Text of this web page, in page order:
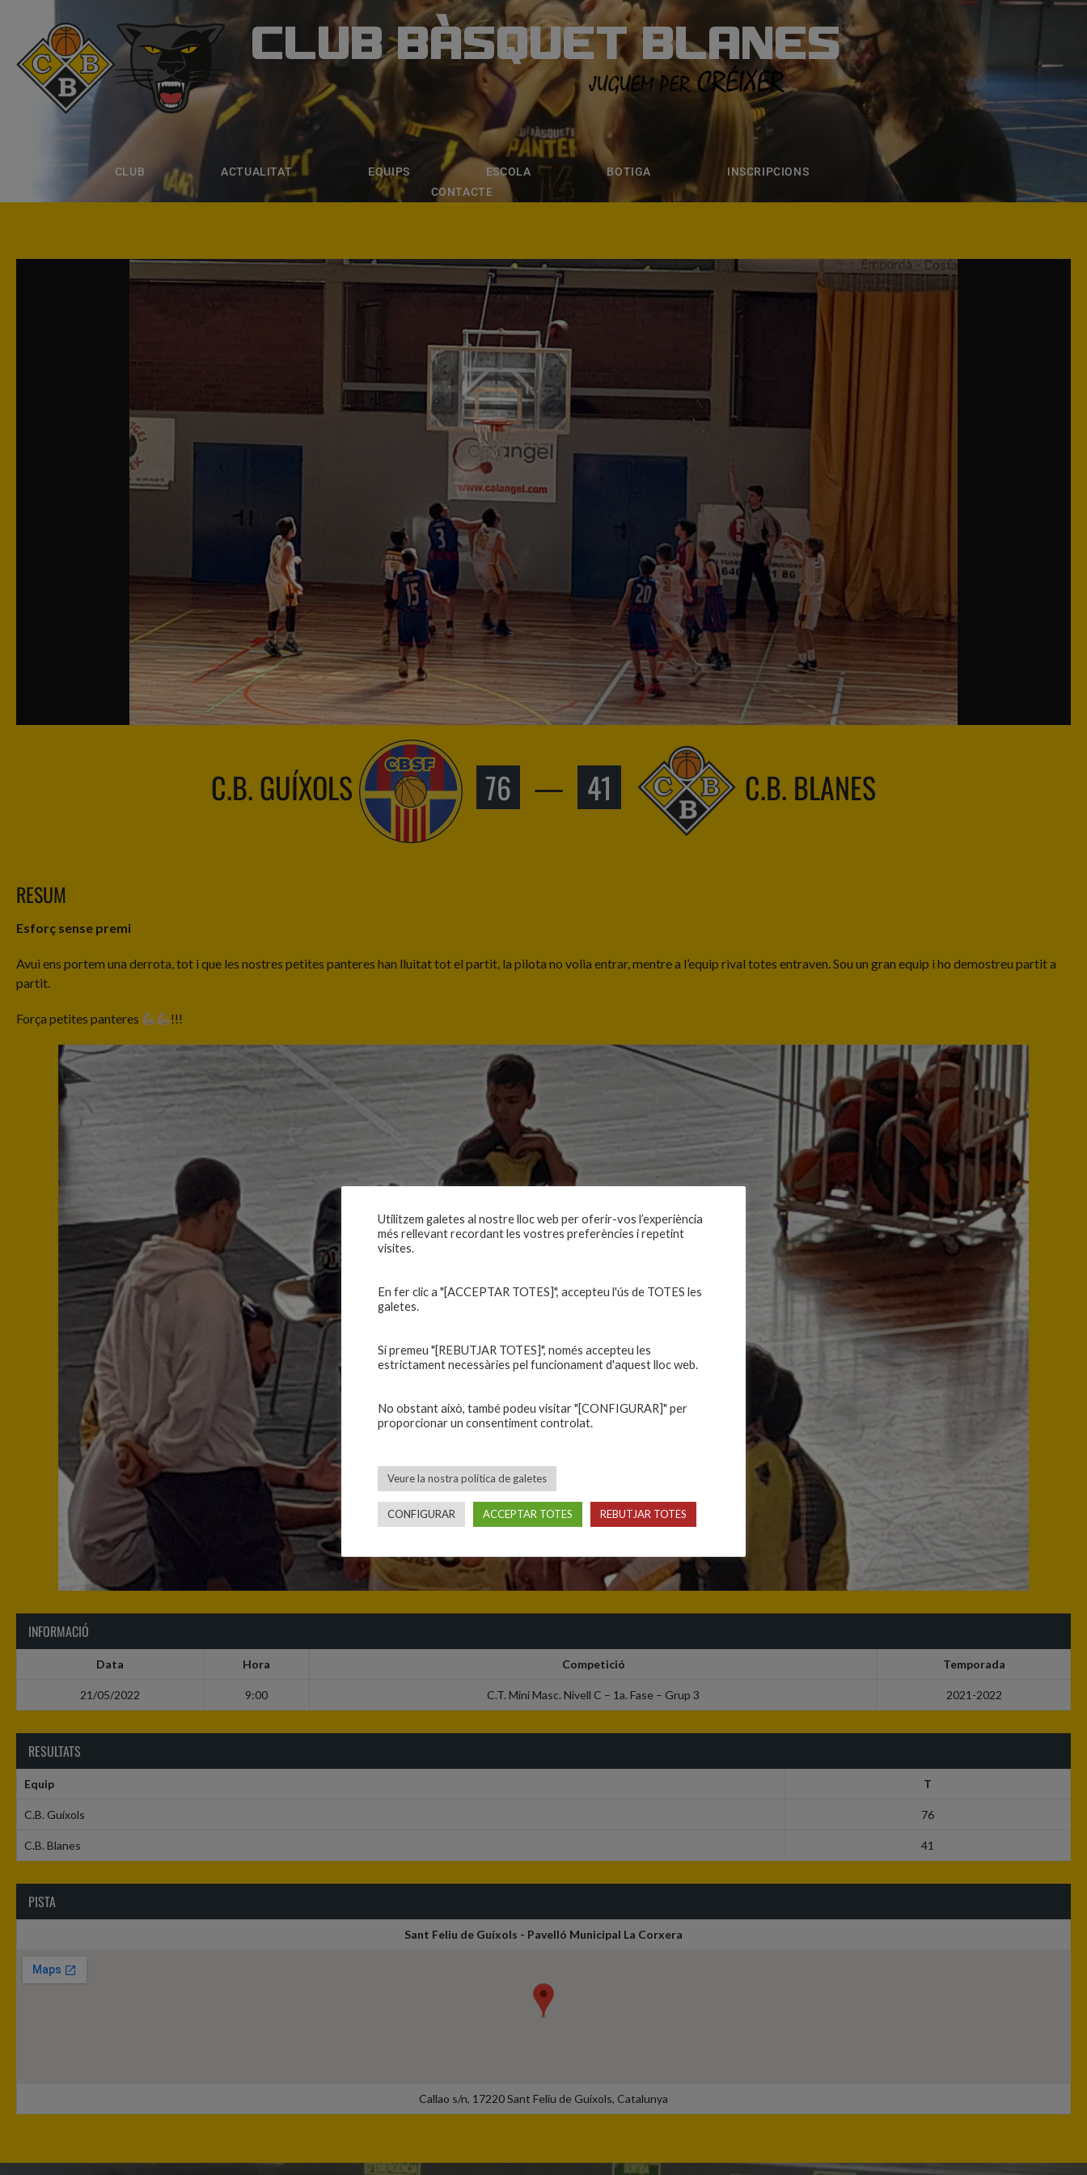
CLUB BÀSQUET BLANES
CLUB ACTUALITAT EQUIPS ESCOLA BOTIGA
INSCRIPCIONS
CONTACTE
CLUB BÀSQUET BLANES
ACTUALITAT ESCOLA BOTIGA INSCRIPCIONS
C.B. GUÍXOLS 76 — 41 C.B. BLANES
RESUM
Esforç sense premi
Avui ens portem una derrota, tot i que les nostres petites panteres han lluitat tot el partit, la pilota no volia entrar, mentre a l’equip rival totes entraven. Sou un gran equip i ho demostreu partit a
partit.
Força petites panteres !!!
INFORMACIÓ
Data Hora Competició Temporada
21/05/2022 9:00 C.T. Mini Masc. Nivell C – 1a. Fase – Grup 3 2021-2022
RESULTATS
Equip T
C.B. Guíxols 76
C.B. Blanes 41
PISTA
Sant Feliu de Guíxols - Pavelló Municipal La Corxera
Callao s/n, 17220 Sant Feliu de Guíxols, Catalunya
Utilitzem galetes al nostre lloc web per oferir-vos l’experiència
més rellevant recordant les vostres preferències i repetint
visites.
En fer clic a "[ACCEPTAR TOTES]", accepteu l'ús de TOTES les
galetes.
Si premeu "[REBUTJAR TOTES]", només accepteu les
estrictament necessàries pel funcionament d'aquest lloc web.
No obstant això, també podeu visitar "[CONFIGURAR]" per
proporcionar un consentiment controlat.
Veure la nostra política de galetes
CONFIGURAR ACCEPTAR TOTES REBUTJAR TOTES